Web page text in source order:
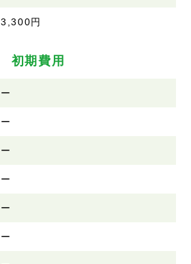
3,300円
初期費用
ー
ー
ー
ー
ー
ー